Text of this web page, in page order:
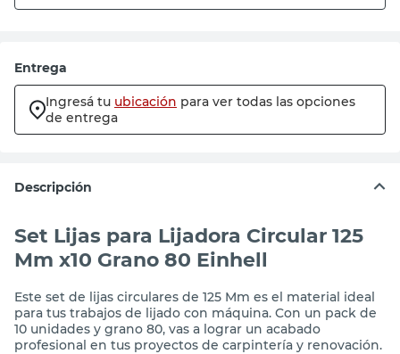
Entrega
Ingresá tu ubicación para ver todas las opciones
de entrega
Descripción
Set Lijas para Lijadora Circular 125
Mm x10 Grano 80 Einhell
Este set de lijas circulares de 125 Mm es el material ideal
para tus trabajos de lijado con máquina. Con un pack de
10 unidades y grano 80, vas a lograr un acabado
profesional en tus proyectos de carpintería y renovación.